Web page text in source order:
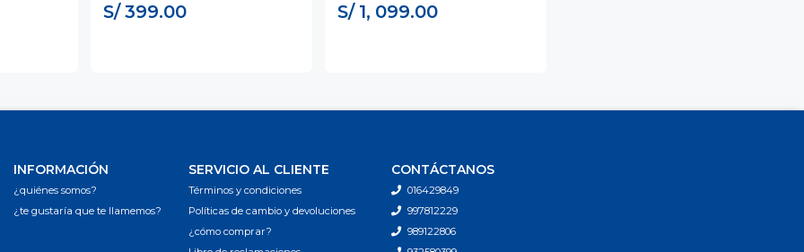
S/ 399.00 S/ 1, 099.00
INFORMACIÓN
¿quiénes somos?
¿te gustaría que te llamemos?
SERVICIO AL CLIENTE
Términos y condiciones
Políticas de cambio y devoluciones
¿cómo comprar?
CONTÁCTANOS
016429849
997812229
989122806